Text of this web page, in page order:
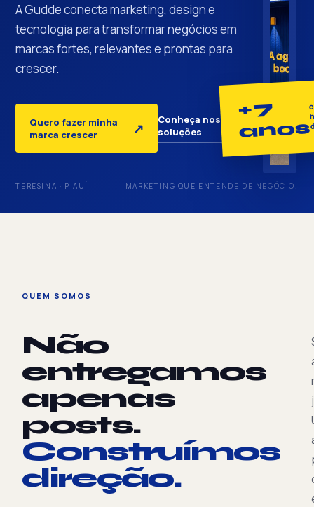
A Gudde conecta marketing, design e
tecnologia para transformar negócios em
marcas fortes, relevantes e prontas para
crescer.
Quero fazer minha
marca crescer
↗
Conheça nossas
soluções
↓
+7
anos
TERESINA · PIAUÍ MARKETING QUE ENTENDE DE NEGÓCIO.
QUEM SOMOS
Não
entregamos
apenas
posts.
Construímos
direção.